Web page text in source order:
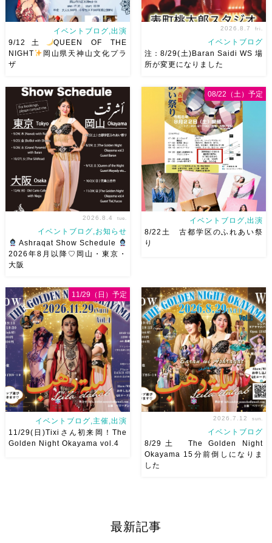
2026/9/12(土)Ricoさん主催
QUEEN OF THE NIGHT岡山
県天神山文化プラザ Guestに女
神 @mayadyorientaldance
さん
女神のオーラ浴びに行き
ましょー […]
イベントブログ,出演
9/12土
QUEEN OF THE
NIGHT
岡山県天神山文化プラ
ザ
8/29（土）Baran Saidi WSお
申し込み多数につき会場変更し
ました♡ 表町桃太郎スタジオ
岡山県岡山市 北区表町2丁目6-
64 4階 ショー会場から近いの
で、安心♡駅からもバスで天満
屋バスス […]
2026.8.7 fri.
イベントブログ
注：8/29(土)Baran Saidi WS 場
所が変更になりました
です♡皆様にお会いできますよ
うに
ご予約はメッセージく
ださい
お待ちしています
Ashraqat Show Schedule
岡山・8/22(土) […]
2026.8.4 tue.
イベントブログ,お知らせ
Ashraqat Show Schedule
2026年8月以降♡岡山・東京・
大阪
りにて踊らせていただきます♡
太鼓も叩くよー！私たちは
18:40頃から出演です屋台も出
てとても楽しいお祭りになりそ
う
私たちも踊った後は祭り
を楽しみます
遊びにいら
[…]
イベントブログ,出演
8/22土 古都学区のふれあい祭
り
08/22（土）予定
Show 】 Guest DancerTixi
イベントブログ,主催,出演
11/29(日)Tixiさん初来岡！The
Golden Night Okayama vol.4
11/29（日）予定
踊ってくれます♡ 東京から参
2026.7.12 sun.
イベントブログ
8/29土 The Golden Night
Okayama 15分前倒しになりま
した
最新記事